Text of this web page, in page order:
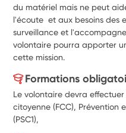
du matériel mais ne peut
l'écoute  et aux besoins des
surveillance et
volontaire pourra apporter
cette mission.
Formations
Le volontaire devra
citoyenne (FCC), Prévention
(PSC1),